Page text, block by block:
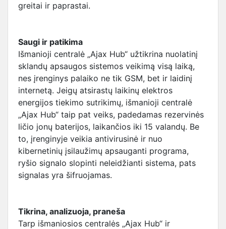
greitai ir paprastai.
Saugi ir patikima
Išmanioji centralė „Ajax Hub“ užtikrina nuolatinį
sklandų apsaugos sistemos veikimą visą laiką,
nes įrenginys palaiko ne tik GSM, bet ir laidinį
internetą. Jeigų atsirastų laikinų elektros
energijos tiekimo sutrikimų, išmanioji centralė
„Ajax Hub“ taip pat veiks, padedamas rezervinės
ličio jonų baterijos, laikančios iki 15 valandų. Be
to, įrenginyje veikia antivirusinė ir nuo
kibernetinių įsilaužimų apsauganti programa,
ryšio signalo slopinti neleidžianti sistema, pats
signalas yra šifruojamas.
Tikrina, analizuoja, praneša
Tarp išmaniosios centralės „Ajax Hub“ ir